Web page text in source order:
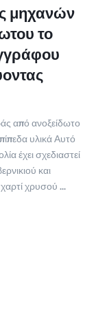
μηχανών
το
από ανοξείδωτο
υλικά Αυτό
έχει σχεδιαστεί
και
χρυσού ...